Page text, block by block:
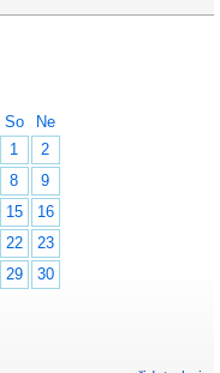
So
Ne
1
2
8
9
15
16
22
23
29
30